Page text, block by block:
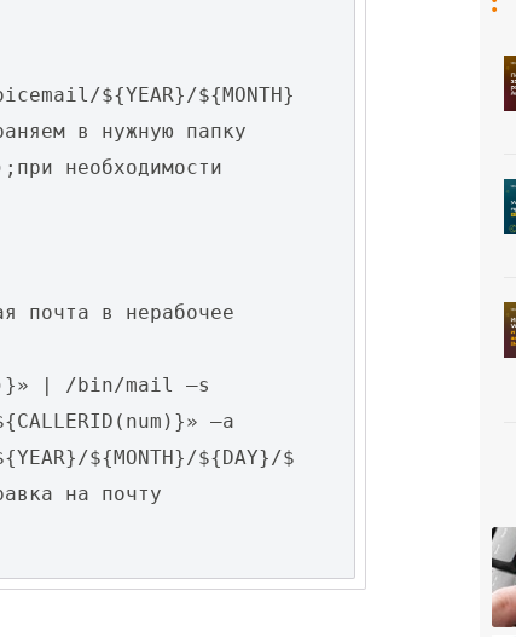
${YEAR}/${MONTH}
в нужную папку
необходимости
почта в нерабочее
| /bin/mail –s
–a
${MONTH}/${DAY}/$
на почту